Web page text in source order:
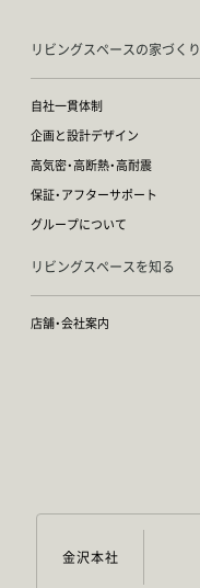
リビングスペースの家づくり
自社一貫体制
企画と設計デザイン
高気密・高断熱・高耐震
保証・アフターサポート
グループについて
リビングスペースを知る
店舗・会社案内
金沢本社